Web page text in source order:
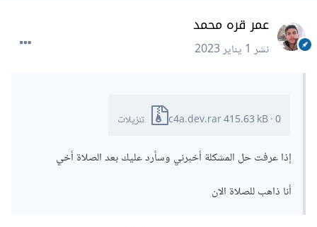
عمر قره محمد
نشر1 يناير 2023
c4a.dev.rar415.63 kB·0 تنزيلات
إذا عرفت حل المشكلة أخبرني وسأرد عليك بعد الصلاة أخي
أنا ذاهب للصلاة الان